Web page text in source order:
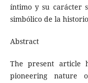
íntimo y su carácter
simbólico de la
Abstract
The present article
pioneering